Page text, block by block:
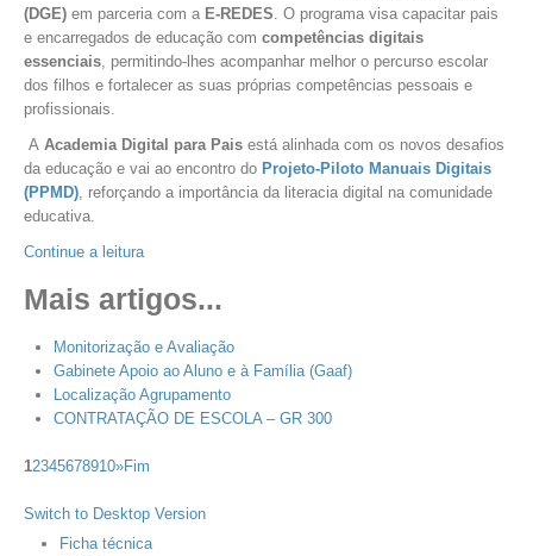
(DGE) em parceria com a E-REDES . O programa visa capacitar pais
e encarregados de educação com competências digitais
essenciais , permitindo-lhes acompanhar melhor o percurso escolar
dos filhos e fortalecer as suas próprias competências pessoais e
profissionais.
A Academia Digital para Pais está alinhada com os novos desafios
da educação e vai ao encontro do Projeto-Piloto Manuais Digitais
(PPMD) , reforçando a importância da literacia digital na comunidade
educativa.
Continue a leitura
Mais artigos...
Monitorização e Avaliação
Gabinete Apoio ao Aluno e à Família (Gaaf)
Localização Agrupamento
CONTRATAÇÃO DE ESCOLA – GR 300
12345678910»Fim
Switch to Desktop Version
Ficha técnica